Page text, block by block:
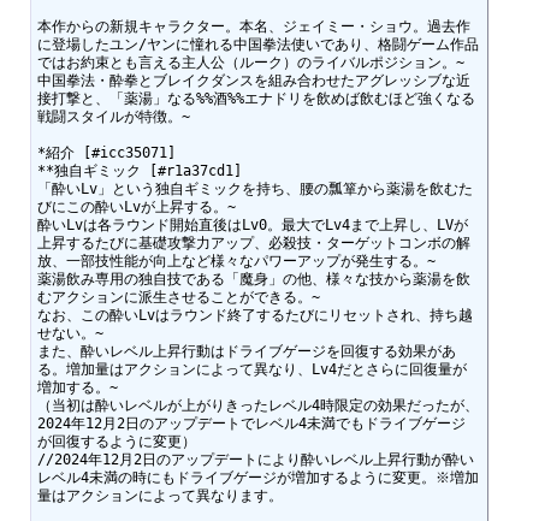
本作からの新規キャラクター。本名、ジェイミー・ショウ。過去作
に登場したユン/ヤンに憧れる中国拳法使いであり、格闘ゲーム作品
ではお約束とも言える主人公（ルーク）のライバルポジション。~
中国拳法・酔拳とブレイクダンスを組み合わせたアグレッシブな近
接打撃と、「薬湯」なる%%酒%%エナドリを飲めば飲むほど強くなる
戦闘スタイルが特徴。~
*紹介 [#icc35071]
**独自ギミック [#r1a37cd1]
「酔いLv」という独自ギミックを持ち、腰の瓢箪から薬湯を飲むた
びにこの酔いLvが上昇する。~
酔いLvは各ラウンド開始直後はLv0。最大でLv4まで上昇し、LVが
上昇するたびに基礎攻撃力アップ、必殺技・ターゲットコンボの解
放、一部技性能が向上など様々なパワーアップが発生する。~
薬湯飲み専用の独自技である「魔身」の他、様々な技から薬湯を飲
むアクションに派生させることができる。~
なお、この酔いLvはラウンド終了するたびにリセットされ、持ち越
せない。~
また、酔いレベル上昇行動はドライブゲージを回復する効果があ
る。増加量はアクションによって異なり、Lv4だとさらに回復量が
増加する。~
（当初は酔いレベルが上がりきったレベル4時限定の効果だったが、
2024年12月2日のアップデートでレベル4未満でもドライブゲージ
が回復するように変更）
//2024年12月2日のアップデートにより酔いレベル上昇行動が酔い
レベル4未満の時にもドライブゲージが増加するように変更。※増加
量はアクションによって異なります。